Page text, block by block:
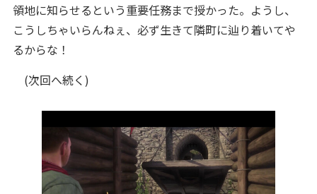
領地に知らせるという重要任務まで授かった。ようし、
こうしちゃいらんねぇ、必ず生きて隣町に辿り着いてや
るからな！
(次回へ続く)